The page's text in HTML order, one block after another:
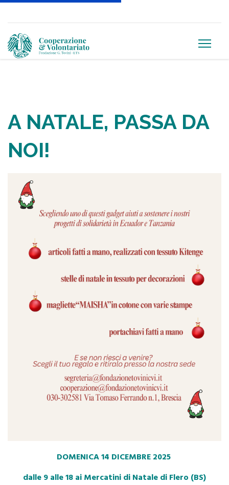
A NATALE, PASSA DA
NOI!
DOMENICA 14 DICEMBRE 2025
dalle 9 alle 18 ai Mercatini di Natale di Flero (BS)